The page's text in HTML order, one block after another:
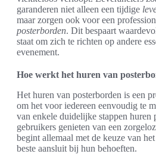
garanderen niet alleen een tijdige
maar zorgen ook voor een
posterborden. Dit bespaart
staat om zich te richten op andere
evenement.
Hoe werkt het huren van
Het huren van posterborden is een
om het voor iedereen eenvoudig te
van enkele duidelijke stappen huren
gebruikers genieten van een
begint allemaal met de keuze van
beste aansluit bij hun behoeften.